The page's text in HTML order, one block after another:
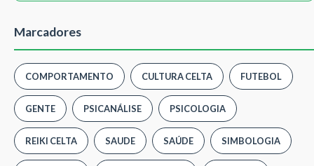
Marcadores
COMPORTAMENTO CULTURA CELTA FUTEBOL
GENTE PSICANÁLISE PSICOLOGIA
REIKI CELTA SAUDE SAÚDE SIMBOLOGIA